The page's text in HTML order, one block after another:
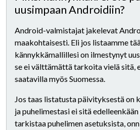
uusimpaan Androidiin?
Android-valmistajat jakelevat
maakohtaisesti. Eli jos listaamme
kännykkämallillesi on ilmestynyt
se ei välttämättä tarkoita vielä sitä,
saatavilla myös Suomessa.
Jos taas listatusta päivityksestä on
ja puhelimestasi ei sitä
tarkistaa puhelimen asetuksista,